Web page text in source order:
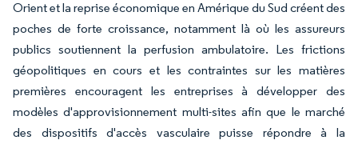
Orient et la reprise économique en Amérique du Sud créent des
poches de forte croissance, notamment là où les assureurs
publics soutiennent la perfusion ambulatoire. Les frictions
géopolitiques en cours et les contraintes sur les matières
premières encouragent les entreprises à développer des
modèles d'approvisionnement multi-sites afin que le marché
des dispositifs d'accès vasculaire puisse répondre à la